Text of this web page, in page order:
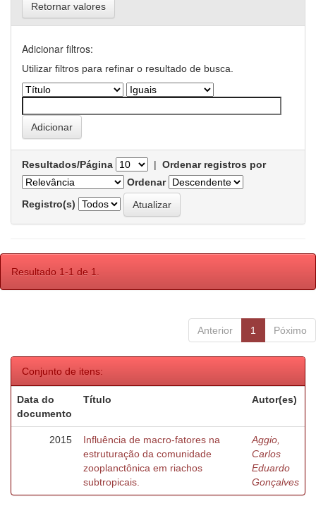
Retornar valores
Adicionar filtros:
Utilizar filtros para refinar o resultado de busca.
Resultados/Página | Ordenar registros por
Ordenar
Registro(s)
Resultado 1-1 de 1.
Anterior 1 Póximo
Conjunto de itens:
Data do
documento
Título Autor(es)
2015
Influência de macro-fatores na
estruturação da comunidade
zooplanctônica em riachos
subtropicais.
Aggio,
Carlos
Eduardo
Gonçalves